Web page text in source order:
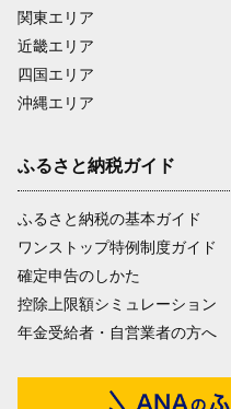
関東エリア
近畿エリア
四国エリア
沖縄エリア
ふるさと納税ガイド
ふるさと納税の基本ガイド
ワンストップ特例制度ガイド
確定申告のしかた
控除上限額シミュレーション
年金受給者・自営業者の方へ